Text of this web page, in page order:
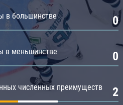
в большинстве 0
в меньшинстве 0
численных преимуществ 2